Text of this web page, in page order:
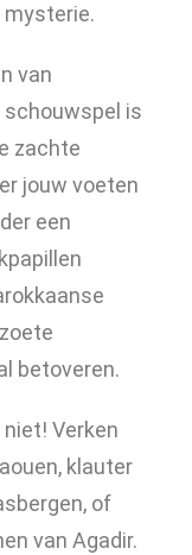
mysterie.
van
schouwspel is
zachte
jouw voeten
een
betoveren.
Verken
klauter
of
van Agadir.